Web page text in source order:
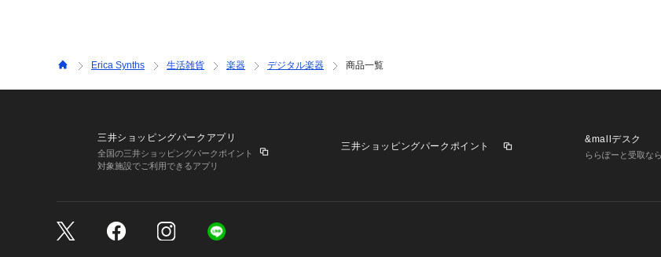
Erica Synths 生活雑貨 楽器 デジタル楽器 商品一覧
三井ショッピングパークアプリ
全国の三井ショッピングパークポイント
対象施設でご利用できるアプリ
三井ショッピングパークポイント
&mallデスク
ららぽーと受取な